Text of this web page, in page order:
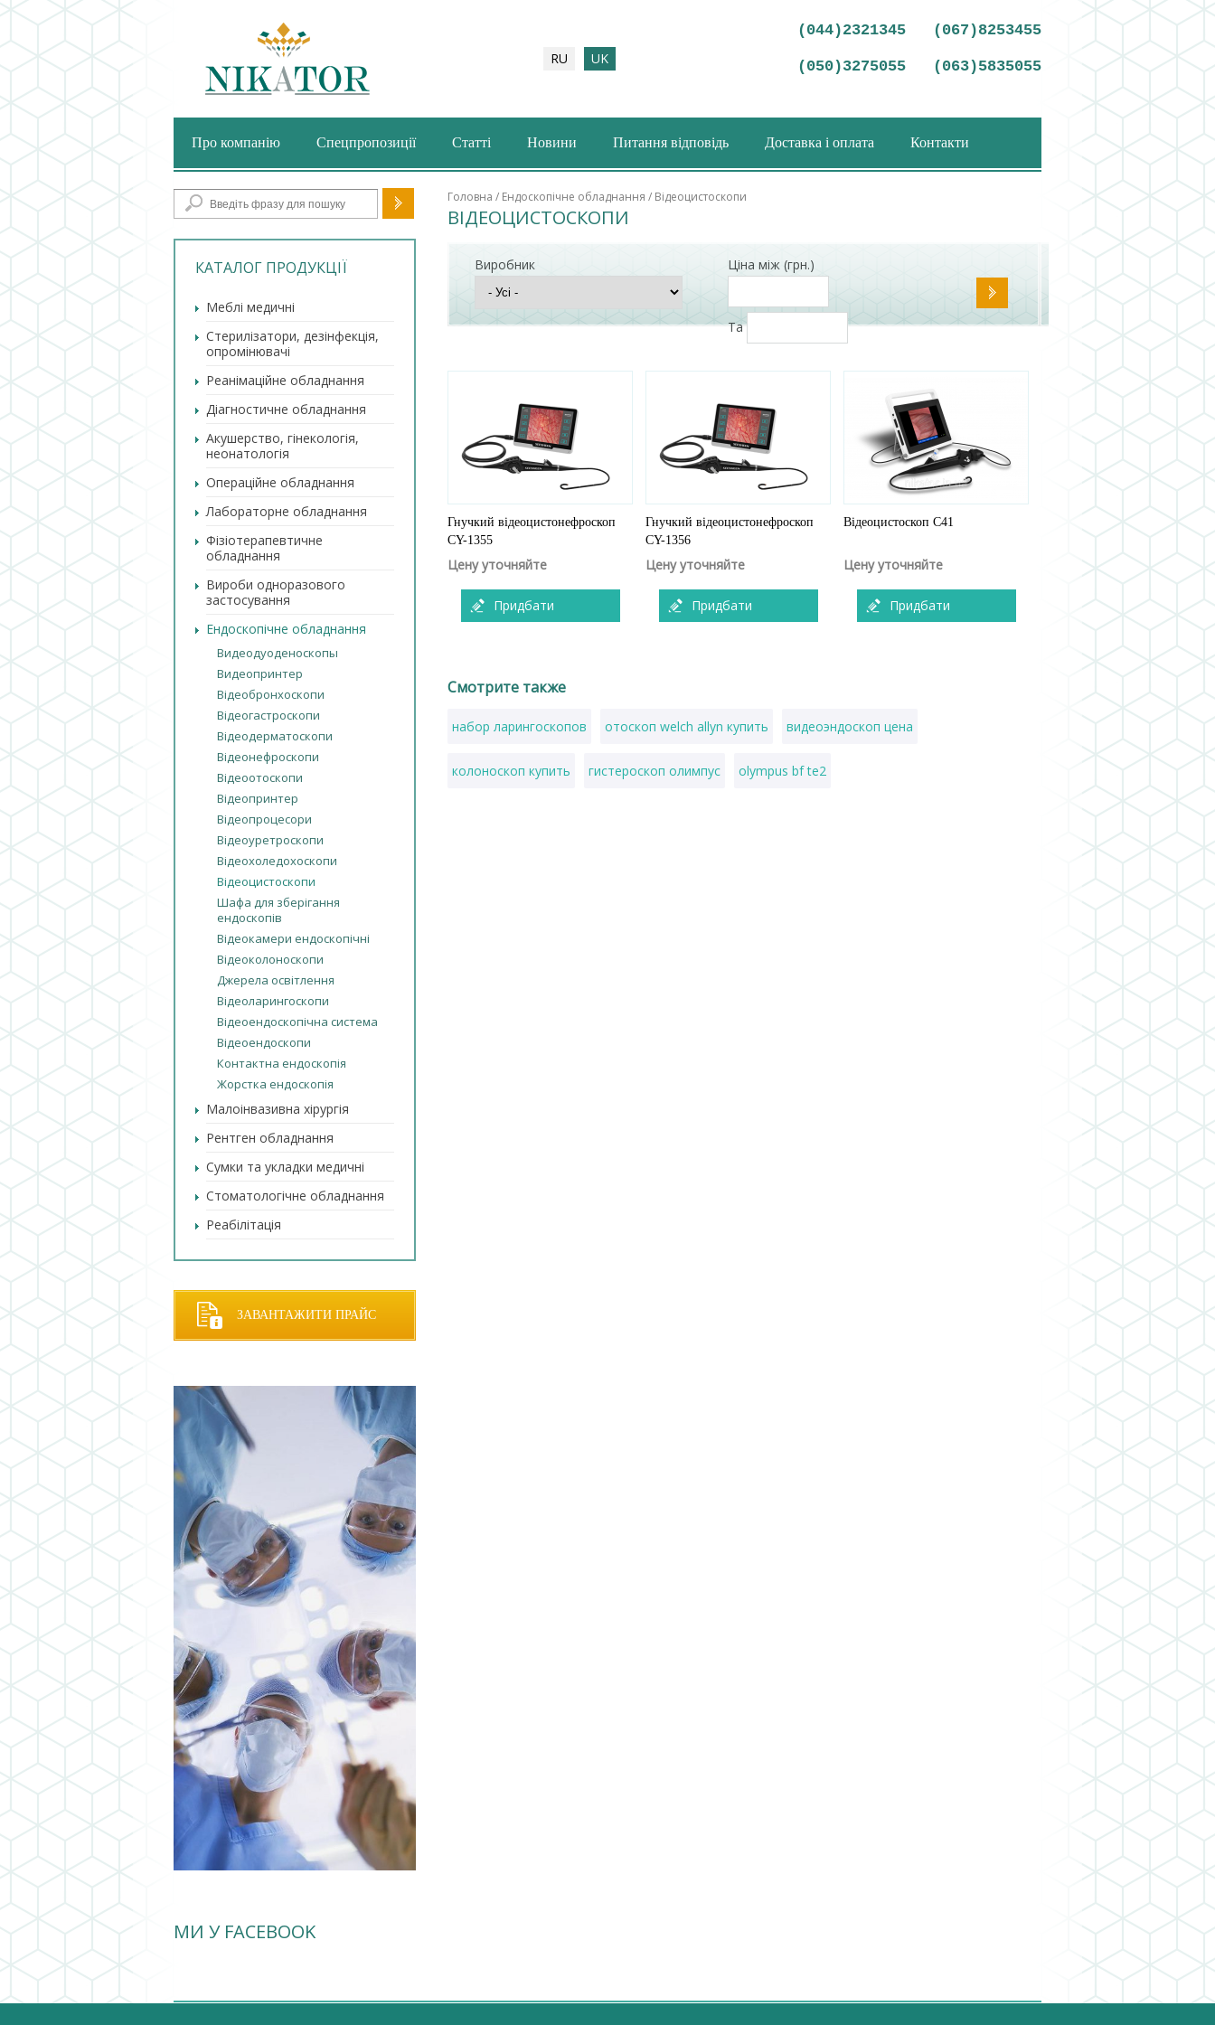
RU UK
(044)2321345 (067)8253455
(050)3275055 (063)5835055
Про компанію Спецпропозиції Статті Новини Питання відповідь Доставка і оплата Контакти
Головна / Ендоскопічне обладнання / Відеоцистоскопи
ВІДЕОЦИСТОСКОПИ
Виробник Ціна між (грн.)
Та
Гнучкий відеоцистонефроскоп
CY-1355
Цену уточняйте
Придбати
Гнучкий відеоцистонефроскоп
CY-1356
Цену уточняйте
Придбати
Відеоцистоскоп С41
Цену уточняйте
Придбати
Смотрите также
набор ларингоскопов отоскоп welch allyn купить видеоэндоскоп цена
колоноскоп купить гистероскоп олимпус olympus bf te2
Пошукова форма
КАТАЛОГ ПРОДУКЦІЇ
Меблі медичні
Стерилізатори, дезінфекція,
опромінювачі
Реанімаційне обладнання
Діагностичне обладнання
Акушерство, гінекологія,
неонатологія
Операційне обладнання
Лабораторне обладнання
Фізіотерапевтичне
обладнання
Вироби одноразового
застосування
Ендоскопічне обладнання
Видеодуоденоскопы
Видеопринтер
Відеобронхоскопи
Відеогастроскопи
Відеодерматоскопи
Відеонефроскопи
Відеоотоскопи
Відеопринтер
Відеопроцесори
Відеоуретроскопи
Відеохоледохоскопи
Відеоцистоскопи
Шафа для зберігання
ендоскопів
Відеокамери ендоскопічні
Відеоколоноскопи
Джерела освітлення
Відеоларингоскопи
Відеоендоскопічна система
Відеоендоскопи
Контактна ендоскопія
Жорстка ендоскопія
Малоінвазивна хірургія
Рентген обладнання
Сумки та укладки медичні
Стоматологічне обладнання
Реабілітація
ЗАВАНТАЖИТИ ПРАЙС
МИ У FACEBOOK